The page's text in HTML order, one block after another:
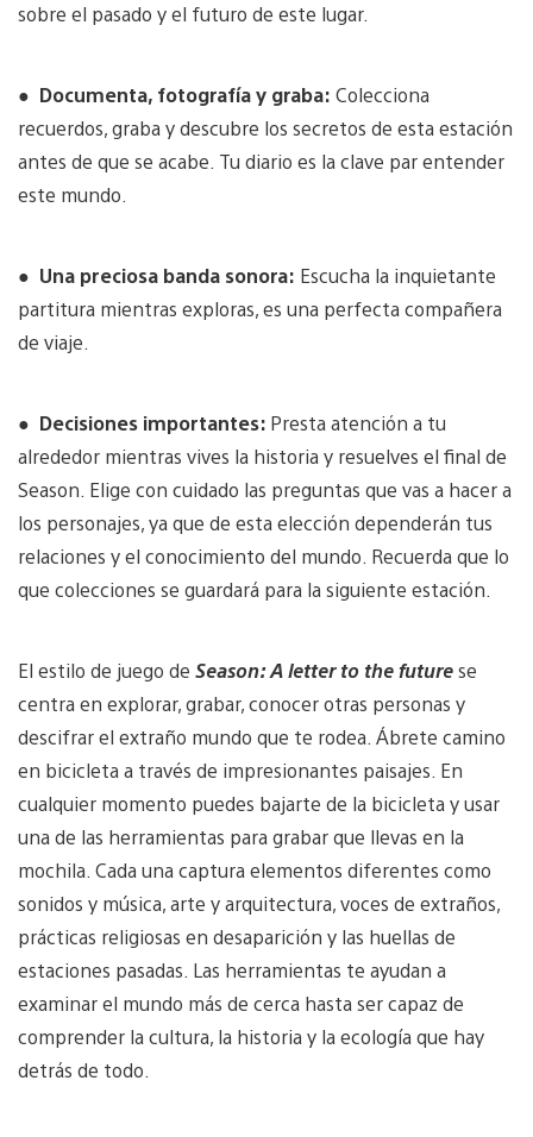
sobre el pasado y el futuro de este lugar.
● Documenta, fotografía y graba: Colecciona
recuerdos, graba y descubre los secretos de esta estación
antes de que se acabe. Tu diario es la clave par entender
este mundo.
● Una preciosa banda sonora: Escucha la inquietante
partitura mientras exploras, es una perfecta compañera
de viaje.
● Decisiones importantes: Presta atención a tu
alrededor mientras vives la historia y resuelves el final de
Season. Elige con cuidado las preguntas que vas a hacer a
los personajes, ya que de esta elección dependerán tus
relaciones y el conocimiento del mundo. Recuerda que lo
que colecciones se guardará para la siguiente estación.
El estilo de juego de Season: A letter to the futurese
centra en explorar, grabar, conocer otras personas y
descifrar el extraño mundo que te rodea. Ábrete camino
en bicicleta a través de impresionantes paisajes. En
cualquier momento puedes bajarte de la bicicleta y usar
una de las herramientas para grabar que llevas en la
mochila. Cada una captura elementos diferentes como
sonidos y música, arte y arquitectura, voces de extraños,
prácticas religiosas en desaparición y las huellas de
estaciones pasadas. Las herramientas te ayudan a
examinar el mundo más de cerca hasta ser capaz de
comprender la cultura, la historia y la ecología que hay
detrás de todo.